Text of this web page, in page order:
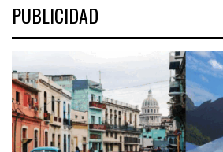
PUBLICIDAD